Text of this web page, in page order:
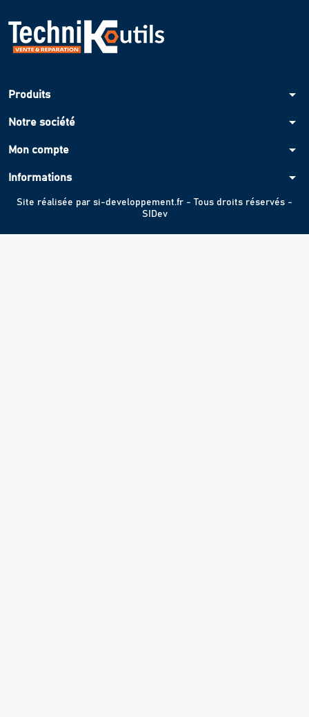
Produits arrow_drop_down
Notre société arrow_drop_down
Mon compte arrow_drop_down
Informations arrow_drop_down
Site réalisée par si-developpement.fr - Tous droits réservés -
SIDev